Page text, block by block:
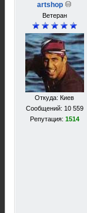
artshop
Ветеран
Откуда: Киев
Сообщений: 10 559
Репутация: 1514